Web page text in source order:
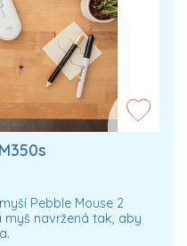
Pebble Mouse 2
myš navržená tak, aby